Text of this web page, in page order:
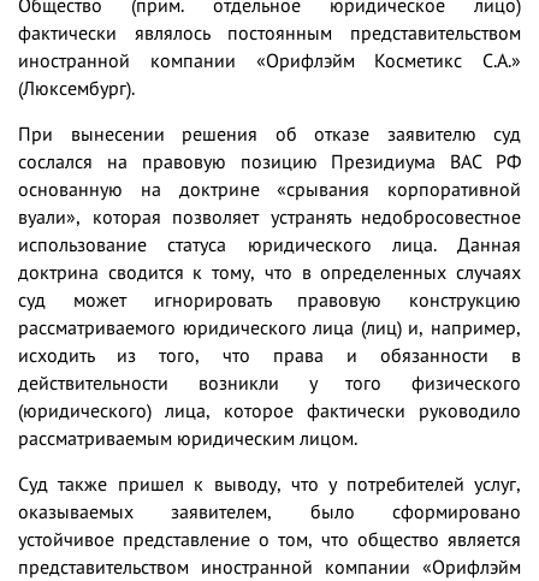
Общество (прим. отдельное юридическое лицо)
фактически являлось постоянным представительством
иностранной компании «Орифлэйм Косметикс С.А.»
(Люксембург).
При вынесении решения об отказе заявителю суд
сослался на правовую позицию Президиума ВАС РФ
основанную на доктрине «срывания корпоративной
вуали», которая позволяет устранять недобросовестное
использование статуса юридического лица. Данная
доктрина сводится к тому, что в определенных случаях
суд может игнорировать правовую конструкцию
рассматриваемого юридического лица (лиц) и, например,
исходить из того, что права и обязанности в
действительности возникли у того физического
(юридического) лица, которое фактически руководило
рассматриваемым юридическим лицом.
Суд также пришел к выводу, что у потребителей услуг,
оказываемых заявителем, было сформировано
устойчивое представление о том, что общество является
представительством иностранной компании «Орифлэйм